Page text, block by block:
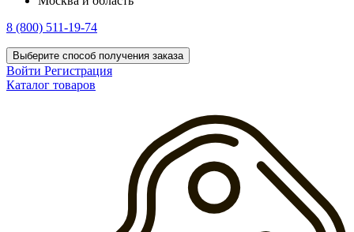
8 (800) 511-19-74
Выберите способ получения заказа
Войти Регистрация
Каталог товаров